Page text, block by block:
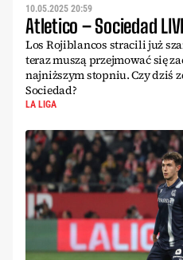
10.05.2025 20:59
Atletico – Sociedad
Los Rojiblancos stracili już
teraz muszą przejmować się
najniższym stopniu. Czy dziś
Sociedad?
LA LIGA